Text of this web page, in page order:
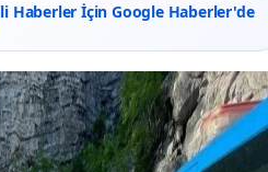
Haberler İçin Google Haberler'de